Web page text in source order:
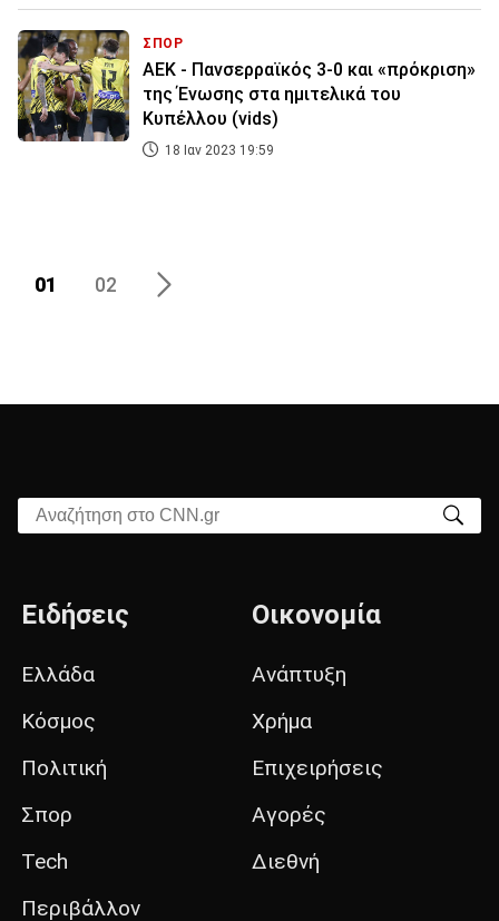
ΣΠΟΡ
ΑΕΚ - Πανσερραϊκός 3-0 και «πρόκριση»
της Ένωσης στα ημιτελικά του
Κυπέλλου (vids)
18 Ιαν 2023 19:59
01 02
Αναζήτηση στο CNN.gr
Ειδήσεις
Ελλάδα
Κόσμος
Πολιτική
Σπορ
Tech
Περιβάλλον
Οικονομία
Ανάπτυξη
Χρήμα
Επιχειρήσεις
Αγορές
Διεθνή